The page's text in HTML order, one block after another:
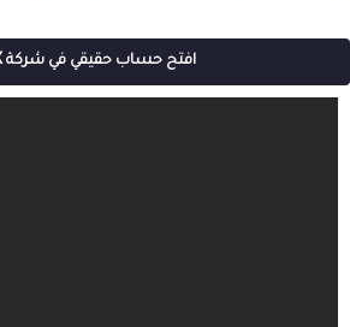
افتح حساب حقيقي في شركة TNFX